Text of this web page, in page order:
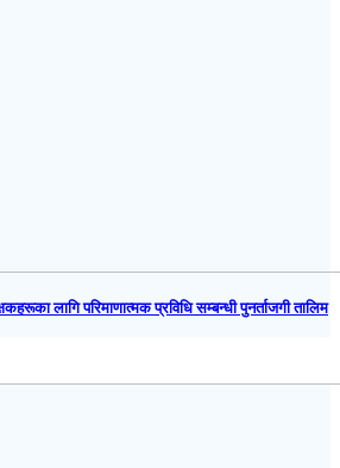
लागि परिमाणात्मक प्रविधि सम्बन्धी पुनर्ताजगी तालिम